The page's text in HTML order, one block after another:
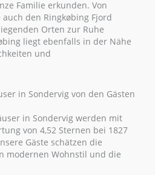
Familie erkunden. Von
den Ringkøbing Fjord
Orten zur Ruhe
liegt ebenfalls in der Nähe
und
in Sondervig von den Gästen
in Sondervig werden mit
von 4,52 Sternen bei 1827
Gäste schätzen die
modernen Wohnstil und die